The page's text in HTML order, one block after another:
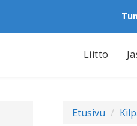
Liitto
Etusivu